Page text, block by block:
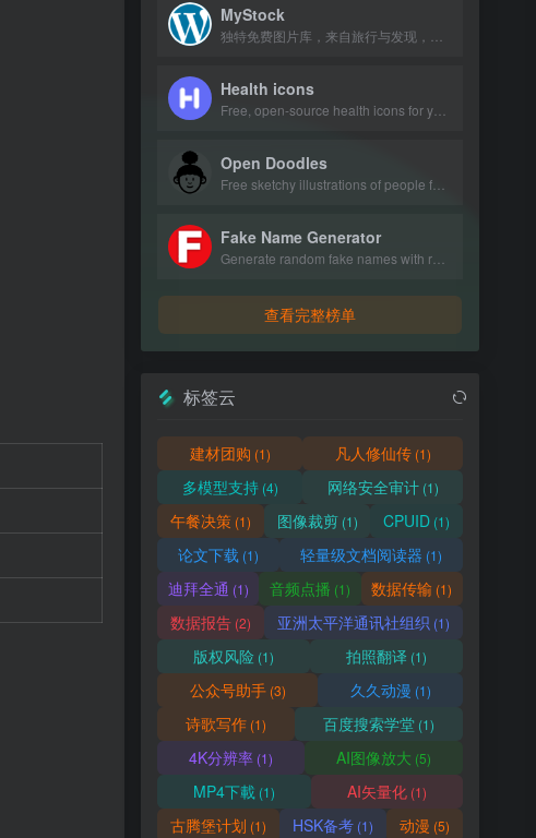
MyStock
Health icons
Open Doodles
Fake Name Generator
查看完整榜单
标签云
建材团购 (1) 凡人修仙传(1)
多模型支持(4) 网络安全审计(1)
午餐决策(1) 图像裁剪(1) CPUID (1)
论文下载 (1) 轻量级文档阅读器 (1)
迪拜全通 (1) 音频点播 (1) 数据传输 (1)
数据报告 (2) 亚洲太平洋通讯社组织 (1)
版权风险 (1) 拍照翻译 (1)
公众号助手(3) 久久动漫 (1)
诗歌写作 (1) 百度搜索学堂 (1)
4K分辨率 (1) AI图像放大 (5)
MP4下載 (1) AI矢量化 (1)
古腾堡计划 (1) HSK备考 (1) 动漫 (5)